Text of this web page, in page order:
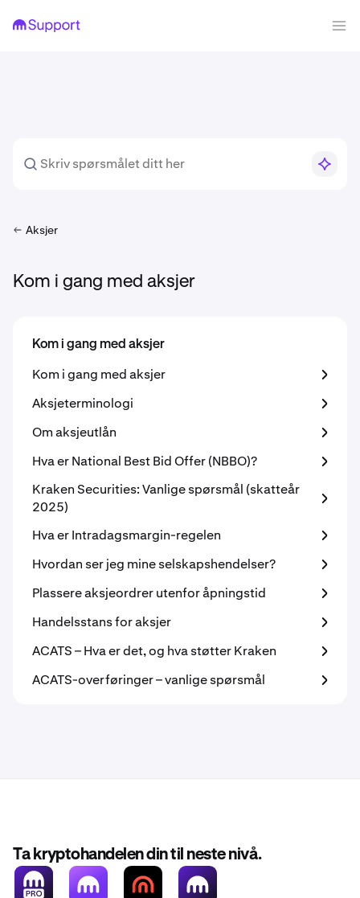
Aksjer
Kom i gang med aksjer
Kom i gang med aksjer
Kom i gang med aksjer
Aksjeterminologi
Om aksjeutlån
Hva er National Best Bid Offer (NBBO)?
Kraken Securities: Vanlige spørsmål (skatteår
2025)
Hva er Intradagsmargin-regelen
Hvordan ser jeg mine selskapshendelser?
Plassere aksjeordrer utenfor åpningstid
Handelsstans for aksjer
ACATS – Hva er det, og hva støtter Kraken
ACATS-overføringer – vanlige spørsmål
Ta kryptohandelen din til neste nivå.